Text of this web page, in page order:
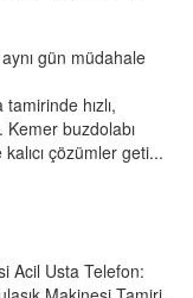
gün müdahale
hızlı,
buzdolabı
çözümler geti...
Acil Usta Telefon: